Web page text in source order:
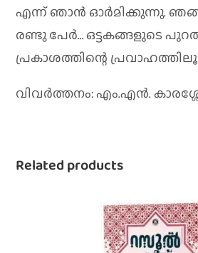
എന്ന് ഞാന്‍ ഓര്‍മിക്കുന്നു.
രണ്ടു പേര്‍… ഒട്ടകങ്ങളുടെ
പ്രകാശത്തിന്റെ
വിവര്‍ത്തനം: എം.എന്‍.
Related products